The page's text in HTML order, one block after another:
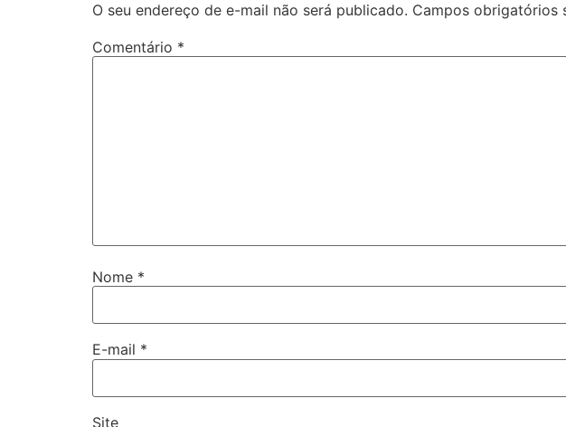
O seu endereço de e-mail não será publicado. Campos obrigatórios
Comentário *
Nome *
E-mail *
Site